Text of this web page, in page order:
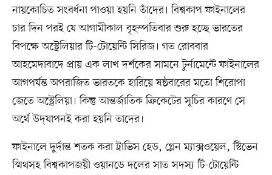
নায়কোচিত সংবর্ধনা পাওয়া হয়নি তাঁদের। বিশ্বকাপ ফাইনালের
চার দিন পরই যে আগামীকাল বৃহস্পতিবার শুরু হচ্ছে ভারতের
বিপক্ষে অস্ট্রেলিয়ার টি-টোয়েন্টি সিরিজ। গত রোববার
আহমেদাবাদে প্রায় এক লাখ দর্শকের সামনে টুর্নামেন্টে ফাইনালের
আগপর্যন্ত অপরাজিত ভারতকে হারিয়ে ষষ্ঠবারের মতো শিরোপা
জেতে অস্ট্রেলিয়া। কিন্তু আন্তর্জাতিক ক্রিকেটের সূচির কারণে সে
অর্থে উদ্‌যাপনই করা হয়নি তাদের।
ফাইনালে দুর্দান্ত শতক করা ট্রাভিস হেড, গ্লেন ম্যাক্সওয়েল, স্টিভেন
স্মিথসহ বিশ্বকাপজয়ী ওয়ানডে দলের সাত সদস্য টি-টোয়েন্টি